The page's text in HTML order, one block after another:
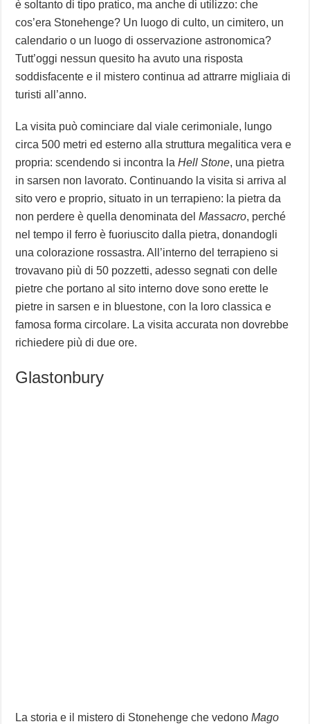
è soltanto di tipo pratico, ma anche di utilizzo: che
cos’era Stonehenge? Un luogo di culto, un cimitero, un
calendario o un luogo di osservazione astronomica?
Tutt’oggi nessun quesito ha avuto una risposta
soddisfacente e il mistero continua ad attrarre migliaia di
turisti all’anno.
La visita può cominciare dal viale cerimoniale, lungo
circa 500 metri ed esterno alla struttura megalitica vera e
propria: scendendo si incontra laHell Stone, una pietra
in sarsen non lavorato. Continuando la visita si arriva al
sito vero e proprio, situato in un terrapieno: la pietra da
non perdere è quella denominata delMassacro, perché
nel tempo il ferro è fuoriuscito dalla pietra, donandogli
una colorazione rossastra. All’interno del terrapieno si
trovavano più di 50 pozzetti, adesso segnati con delle
pietre che portano al sito interno dove sono erette le
pietre in sarsen e in bluestone, con la loro classica e
famosa forma circolare. La visita accurata non dovrebbe
richiedere più di due ore.
Glastonbury
La storia e il mistero di Stonehenge che vedonoMago